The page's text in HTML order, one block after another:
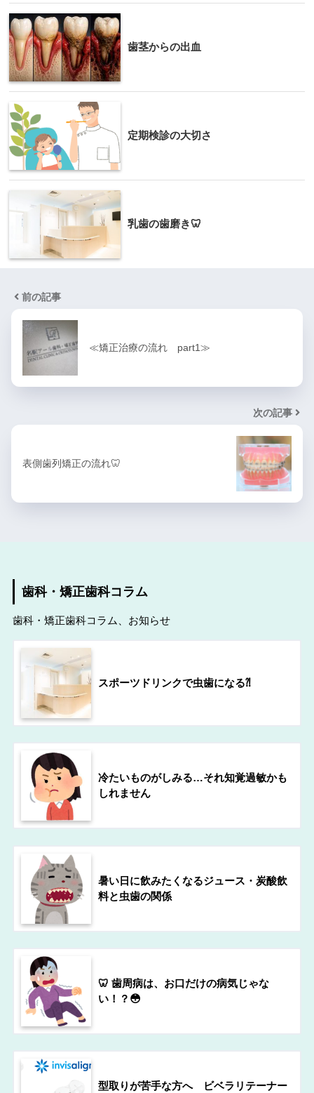
歯茎からの出血
定期検診の大切さ
乳歯の歯磨き🦷
前の記事
≪矯正治療の流れ part1≫
次の記事
表側歯列矯正の流れ🦷
歯科・矯正歯科コラム
歯科・矯正歯科コラム、お知らせ
スポーツドリンクで虫歯になる⁈
冷たいものがしみる…それ知覚過敏かも
しれません
暑い日に飲みたくなるジュース・炭酸飲
料と虫歯の関係
🦷 歯周病は、お口だけの病気じゃな
い！？😳
型取りが苦手な方へ ビベラリテーナー